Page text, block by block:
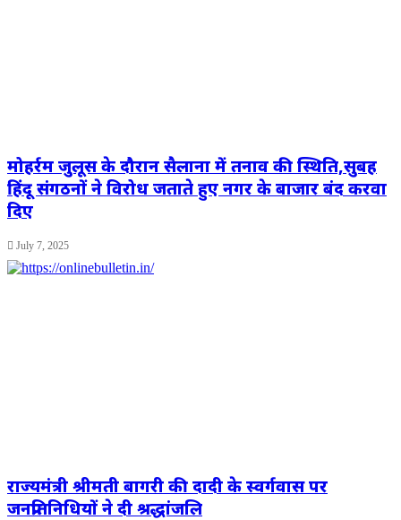
मोहर्रम जुलूस के दौरान सैलाना में तनाव की स्थिति,सुबह
हिंदू संगठनों ने विरोध जताते हुए नगर के बाजार बंद करवा
दिए
July 7, 2025
राज्यमंत्री श्रीमती बागरी की दादी के स्वर्गवास पर
जनप्रतिनिधियों ने दी श्रद्धांजलि